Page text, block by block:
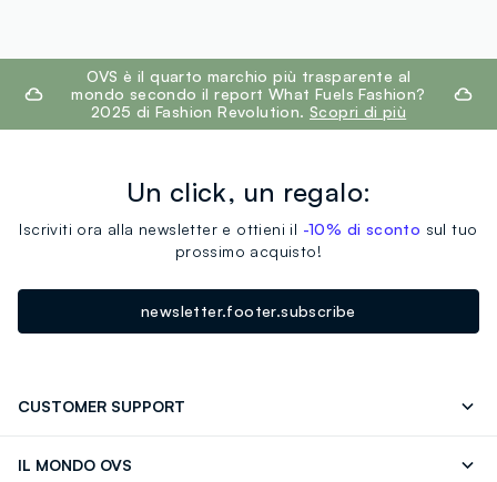
footer.ariatitleOVS è il quarto marchio più trasparente al
mondo secondo il report What Fuels Fashion?
2025 di Fashion Revolution. Scopri di più
Un click, un regalo:
Iscriviti ora alla newsletter e ottieni il -10% di sconto sul tuo
prossimo acquisto!
newsletter.footer.subscribe
CUSTOMER SUPPORT
IL MONDO OVS